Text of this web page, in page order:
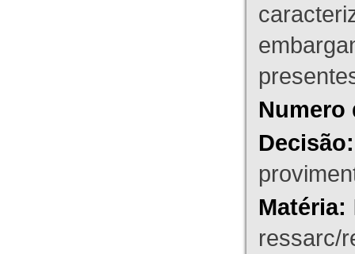
Numero
Decisão:
Matéria:
ressarc/